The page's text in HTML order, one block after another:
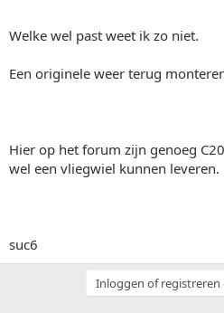
Welke wel past weet ik zo niet.
Een originele weer terug
Hier op het forum zijn genoeg
wel een vliegwiel kunnen leveren.
suc6
Inloggen of registreren